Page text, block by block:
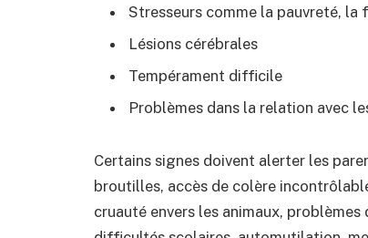
Stresseurs comme la pauvreté, la
Lésions cérébrales
Tempérament difficile
Problèmes dans la relation avec
Certains signes doivent alerter les
broutilles, accès de colère
cruauté envers les animaux,